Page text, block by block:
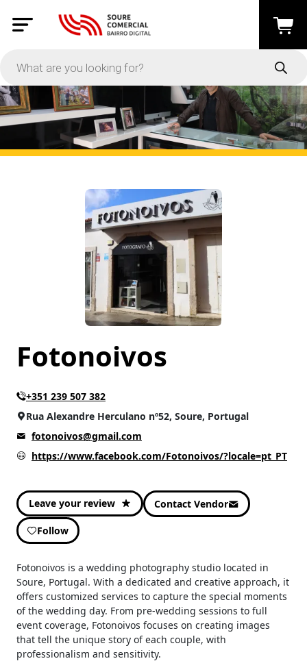
Fotonoivos
+351 239 507 382
Rua Alexandre Herculano nº52, Soure, Portugal
fotonoivos@gmail.com
https://www.facebook.com/Fotonoivos/?locale=pt_PT
Leave your review Contact Vendor
Follow
Fotonoivos is a wedding photography studio located in
Soure, Portugal. With a dedicated and creative approach, it
offers customized services to capture the special moments
of the wedding day. From pre-wedding sessions to full
event coverage, Fotonoivos focuses on creating images
that tell the unique story of each couple, with
professionalism and sensitivity.
PRICE
-
Artesanato (7)
Mobiliário e Decoração
(12)
Moda e Acessórios
Utilidades para o Lar(1)